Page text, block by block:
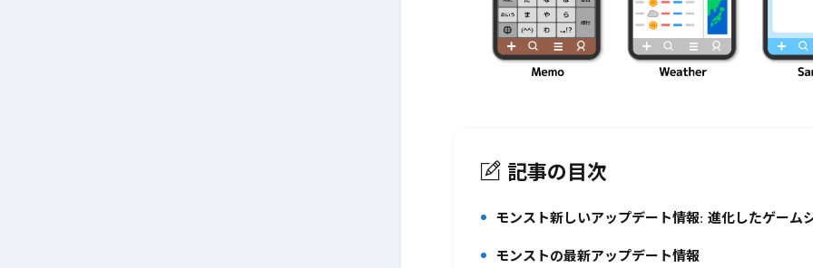
記事の目次
モンスト新しいアップデート情報: 進化したゲーム
モンストの最新アップデート情報